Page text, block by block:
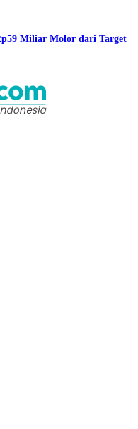
Miliar Molor dari Target